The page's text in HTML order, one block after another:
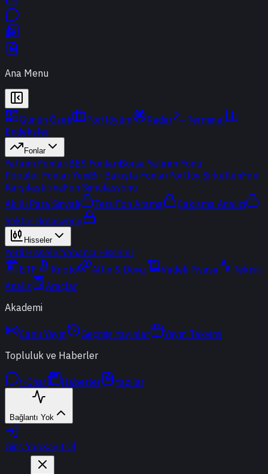
Ana Menu
Günün Özeti Portföyüm Radar
Terminal
Endeksler
Fonlar
Yatırım FonlarıBES FonlarıBorsa Yatırım Fonu
Popüler Fonlar YeniBir Bakışta FonlarPortföy ŞirketleriFon
KarşılaştırmaFon Simülasyonu
Akıllı Para Sinyali
Ters Fon Arama
Çakışma Analizi
Sektör Rotasyonu
Hisseler
Yerli HisselerYabancı Hisseler
ETF
Kripto Altın & Döviz Vadeli Piyasa
Teknik
Analiz
Araçlar
Akademi
Canlı Yayın Geçmiş Yayınlar
Yayın Takvimi
Topluluk ve Haberler
t-Chat Haberler Yazılar
Bağlantı Yok
Giriş YapKayıt Ol